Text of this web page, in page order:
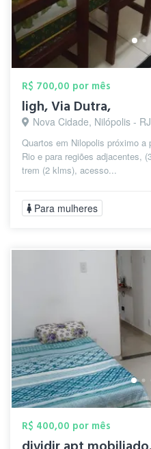
R$ 700,00 por mês
ligh, Via Dutra,
Nova Cidade, Nilópolis - RJ
Quartos em Nilopolis próximo a
Rio e para regiões adjacentes,
trem (2 klms), acesso...
Para mulheres
R$ 400,00 por mês